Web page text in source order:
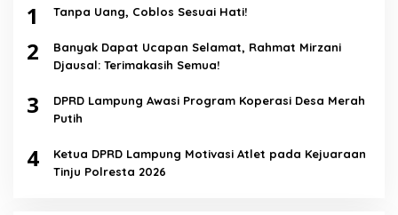
1 Tanpa Uang, Coblos Sesuai Hati!
2
Banyak Dapat Ucapan Selamat, Rahmat Mirzani
Djausal: Terimakasih Semua!
3
DPRD Lampung Awasi Program Koperasi Desa Merah
Putih
4
Ketua DPRD Lampung Motivasi Atlet pada Kejuaraan
Tinju Polresta 2026